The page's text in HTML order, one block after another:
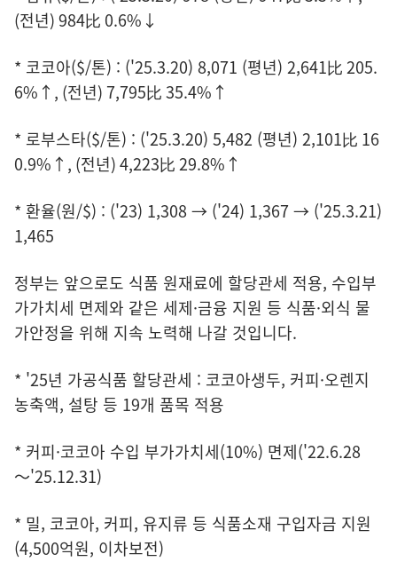
(전년) 984比 0.6%↓
* 코코아($/톤) : ('25.3.20) 8,071 (평년) 2,641比 205.
6%↑, (전년) 7,795比 35.4%↑
* 로부스타($/톤) : ('25.3.20) 5,482 (평년) 2,101比 16
0.9%↑, (전년) 4,223比 29.8%↑
* 환율(원/$) : ('23) 1,308 → ('24) 1,367 → ('25.3.21)
1,465
정부는 앞으로도 식품 원재료에 할당관세 적용, 수입부
가가치세 면제와 같은 세제·금융 지원 등 식품·외식 물
가안정을 위해 지속 노력해 나갈 것입니다.
* '25년 가공식품 할당관세 : 코코아생두, 커피·오렌지
농축액, 설탕 등 19개 품목 적용
* 커피·코코아 수입 부가가치세(10%) 면제('22.6.28
～'25.12.31)
* 밀, 코코아, 커피, 유지류 등 식품소재 구입자금 지원
(4,500억원, 이차보전)